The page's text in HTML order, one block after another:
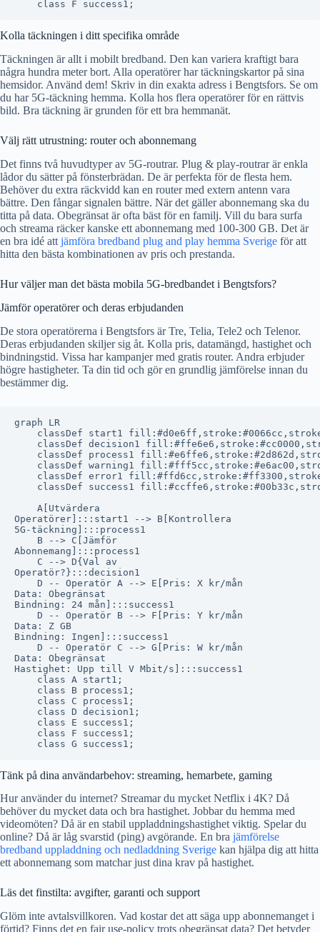
Kolla täckningen i ditt specifika område
Täckningen är allt i mobilt bredband. Den kan variera kraftigt bara
några hundra meter bort. Alla operatörer har täckningskartor på sina
hemsidor. Använd dem! Skriv in din exakta adress i Bengtsfors. Se om
du har 5G-täckning hemma. Kolla hos flera operatörer för en rättvis
bild. Bra täckning är grunden för ett bra hemmanät.
Välj rätt utrustning: router och abonnemang
Det finns två huvudtyper av 5G-routrar. Plug & play-routrar är enkla
lådor du sätter på fönsterbrädan. De är perfekta för de flesta hem.
Behöver du extra räckvidd kan en router med extern antenn vara
bättre. Den fångar signalen bättre. När det gäller abonnemang ska du
titta på data. Obegränsat är ofta bäst för en familj. Vill du bara surfa
och streama räcker kanske ett abonnemang med 100-300 GB. Det är
en bra idé att jämföra bredband plug and play hemma Sverige för att
hitta den bästa kombinationen av pris och prestanda.
Hur väljer man det bästa mobila 5G-bredbandet i Bengtsfors?
Jämför operatörer och deras erbjudanden
De stora operatörerna i Bengtsfors är Tre, Telia, Tele2 och Telenor.
Deras erbjudanden skiljer sig åt. Kolla pris, datamängd, hastighet och
bindningstid. Vissa har kampanjer med gratis router. Andra erbjuder
högre hastigheter. Ta din tid och gör en grundlig jämförelse innan du
bestämmer dig.
graph LR
classDef start1
classDef decision1
classDef process1
classDef warning1
classDef error1
classDef success1
    A[Utvärdera
Operatörer]:::start1 --> B[Kontrollera
5G-täckning]:::process1
    B --> C[Jämför
Abonnemang]:::process1
    C --> D{Val av
Operatör?}:::decision1
    D -- Operatör A --> E[Pris: X kr/mån
Data: Obegränsat
Bindning: 24 mån]:::success1
    D -- Operatör B --> F[Pris: Y kr/mån
Data: Z GB
Bindning: Ingen]:::success1
    D -- Operatör C --> G[Pris: W kr/mån
Data: Obegränsat
Hastighet: Upp till V Mbit/s]:::success1
    class A start1;
    class B process1;
    class C process1;
    class D decision1;
    class E success1;
    class F success1;
Tänk på dina användarbehov: streaming, hemarbete, gaming
Hur använder du internet? Streamar du mycket Netflix i 4K? Då
behöver du mycket data och bra hastighet. Jobbar du hemma med
videomöten? Då är en stabil uppladdningshastighet viktig. Spelar du
online? Då är låg svarstid (ping) avgörande. En bra jämförelse
bredband uppladdning och nedladdning Sverige kan hjälpa dig att hitta
ett abonnemang som matchar just dina krav på hastighet.
Läs det finstilta: avgifter, garanti och support
Glöm inte avtalsvillkoren. Vad kostar det att säga upp abonnemanget i
förtid? Finns det en fair use-policy trots obegränsat data? Det betyder